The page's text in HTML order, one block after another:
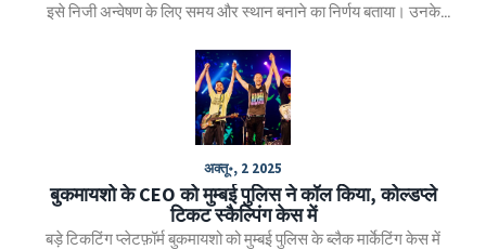
इसे निजी अन्वेषण के लिए समय और स्थान बनाने का निर्णय बताया। उनके
जोफ भी कंपनी से जा रहे हैं।
अक्तू॰, 2 2025
बुकमायशो के CEO को मुम्बई पुलिस ने कॉल किया, कोल्डप्ले
टिकट स्कैल्पिंग केस में
बड़े टिकटिंग प्लेटफ़ॉर्म बुकमायशो को मुम्बई पुलिस के ब्लैक मार्केटिंग केस में